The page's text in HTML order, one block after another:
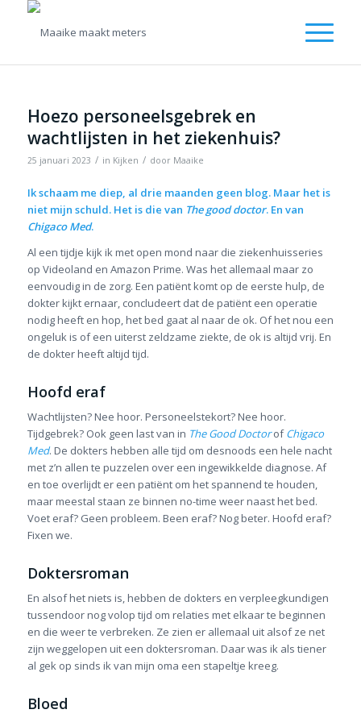
Hoezo personeelsgebrek en
wachtlijsten in het ziekenhuis?
25 januari 2023 / in Kijken / door Maaike
Ik schaam me diep, al drie maanden geen blog. Maar het is
niet mijn schuld. Het is die van The good doctor. En van
Chigaco Med.
Al een tijdje kijk ik met open mond naar die ziekenhuisseries
op Videoland en Amazon Prime. Was het allemaal maar zo
eenvoudig in de zorg. Een patiënt komt op de eerste hulp, de
dokter kijkt ernaar, concludeert dat de patiënt een operatie
nodig heeft en hop, het bed gaat al naar de ok. Of het nou een
ongeluk is of een uiterst zeldzame ziekte, de ok is altijd vrij. En
de dokter heeft altijd tijd.
Hoofd eraf
Wachtlijsten? Nee hoor. Personeelstekort? Nee hoor.
Tijdgebrek? Ook geen last van in The Good Doctor ofChigaco
Med. De dokters hebben alle tijd om desnoods een hele nacht
met z’n allen te puzzelen over een ingewikkelde diagnose. Af
en toe overlijdt er een patiënt om het spannend te houden,
maar meestal staan ze binnen no-time weer naast het bed.
Voet eraf? Geen probleem. Been eraf? Nog beter. Hoofd eraf?
Fixen we.
Doktersroman
En alsof het niets is, hebben de dokters en verpleegkundigen
tussendoor nog volop tijd om relaties met elkaar te beginnen
en die weer te verbreken. Ze zien er allemaal uit alsof ze net
zijn weggelopen uit een doktersroman. Daar was ik als tiener
al gek op sinds ik van mijn oma een stapeltje kreeg.
Bloed